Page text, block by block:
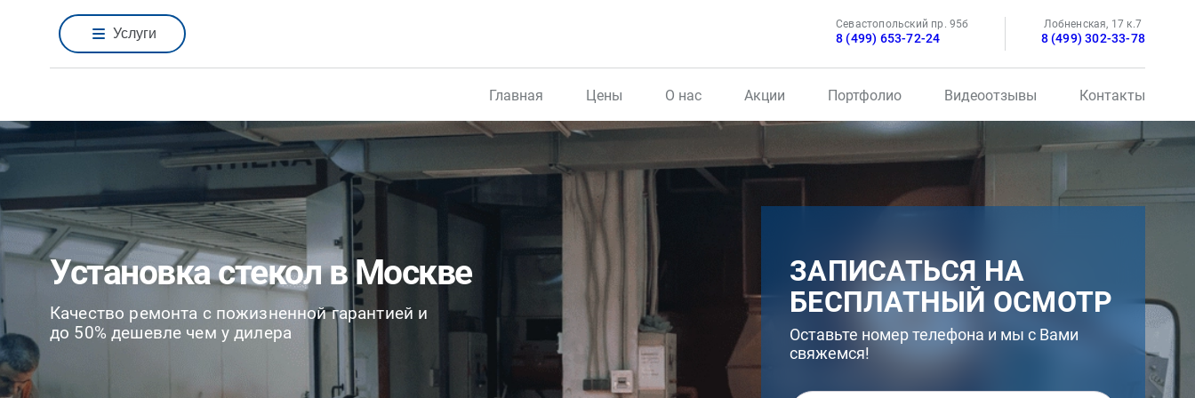
Услуги
Севастопольский пр. 95б
8 (499) 653-72-24
Лобненская, 17 к.7
8 (499) 302-33-78
Главная Цены О нас Акции Портфолио Видеоотзывы Контакты
Установка стекол в Москве
Качество ремонта с пожизненной гарантией и
до 50% дешевле чем у дилера
ЗАПИСАТЬСЯ НА
БЕСПЛАТНЫЙ ОСМОТР
Оставьте номер телефона и мы с Вами
свяжемся!